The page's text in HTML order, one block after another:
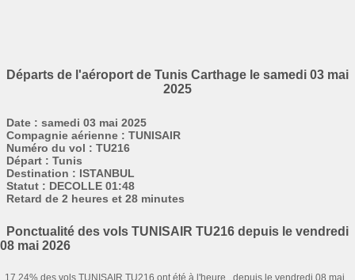
Départs de l'aéroport de Tunis Carthage le samedi 03 mai
2025
Date : samedi 03 mai 2025
Compagnie aérienne : TUNISAIR
Numéro du vol : TU216
Départ : Tunis
Destination : ISTANBUL
Statut : DECOLLE 01:48
Retard de 2 heures et 28 minutes
Ponctualité des vols TUNISAIR TU216 depuis le vendredi
08 mai 2026
17.24% des vols TUNISAIR TU216 ont été à l'heure , depuis le vendredi 08 mai